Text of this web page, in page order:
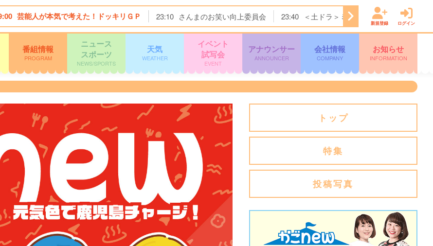
芸能人が本気で考えた！ドッキリＧＰ 23:10 さんまのお笑い向上委員会 23:40 ＜土ドラ＞ミッドナイト屋台 Ｓｅａ
新規登録 ログイン
番組情報
PROGRAM
ニュース
スポーツ
NEWS/SPORTS
天気
WEATHER
イベント
試写会
EVENT
アナウンサー
ANNOUNCER
会社情報
COMPANY
お知らせ
INFORMATION
トップ
特集
投稿写真